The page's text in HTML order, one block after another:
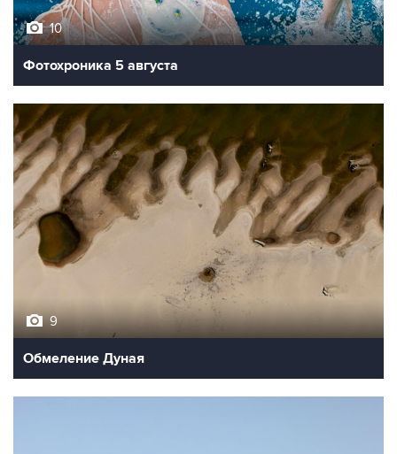
10
Фотохроника 5 августа
9
Обмеление Дуная